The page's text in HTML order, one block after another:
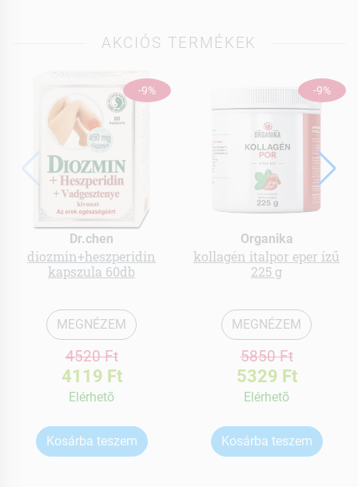
AKCIÓS TERMÉKEK
-9%
Dr.chen
diozmin+heszperidin
kapszula 60db
MEGNÉZEM
4520 Ft
4119 Ft
Elérhetõ
Kosárba teszem
-9%
Organika
kollagén italpor eper ízű
225 g
MEGNÉZEM
5850 Ft
5329 Ft
Elérhetõ
Kosárba teszem